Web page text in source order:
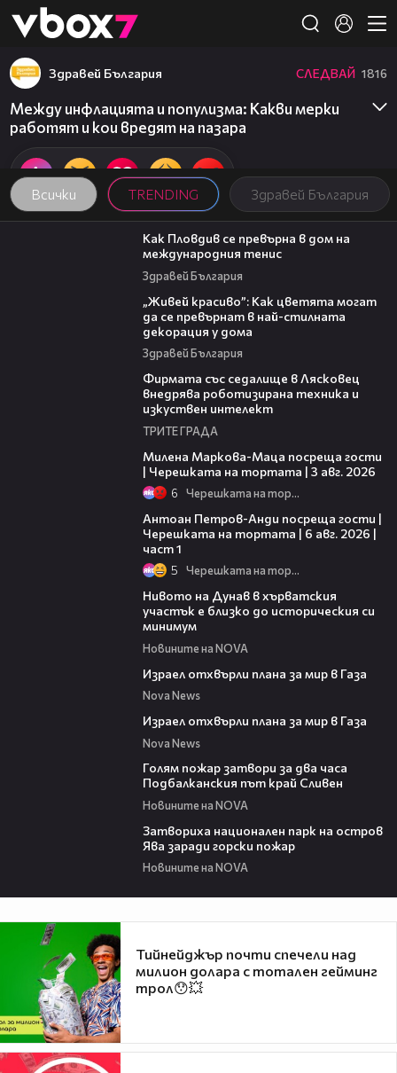
👾
Всички TRENDING Здравей България
Здравей България СЛЕДВАЙ 1816
Между инфлацията и популизма: Какви мерки
работят и кои вредят на пазара
03:09
Как Пловдив се превърна в дом на
международния тенис
Здравей България
„Живей красиво”: Как цветята могат
да се превърнат в най-стилната
декорация у дома
Здравей България
Фирмата със седалище в Лясковец
внедрява роботизирана техника и
изкуствен интелект
ТРИТЕ ГРАДА
Милена Маркова-Маца посреща гости
| Черешката на тортата | 3 авг. 2026
6 Черешката на тортата
Антоан Петров-Анди посреща гости |
Черешката на тортата | 6 авг. 2026 |
част 1
5 Черешката на тортата
Нивото на Дунав в хърватския
участък е близко до историческия си
минимум
Новините на NOVA
Израел отхвърли плана за мир в Газа
Nova News
Израел отхвърли плана за мир в Газа
Nova News
Голям пожар затвори за два часа
Подбалканския път край Сливен
Новините на NOVA
Затвориха национален парк на остров
Ява заради горски пожар
Новините на NOVA
Тийнейджър почти спечели над
милион долара с тотален гейминг
трол😯💥